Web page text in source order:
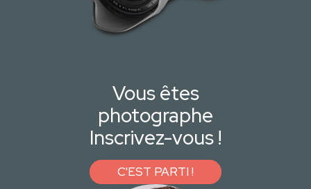
Vous êtes
photographe
Inscrivez-vous !
C'EST PARTI !